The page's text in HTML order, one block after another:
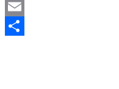
Twitter
Email